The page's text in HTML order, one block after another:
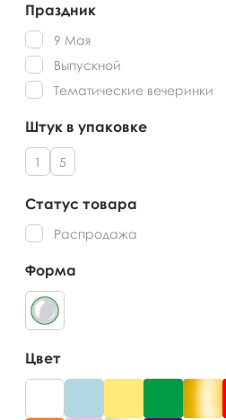
Праздник
9 Мая
Выпускной
Тематические вечеринки
Штук в упаковке
1 5
Статус товара
Распродажа
Форма
Цвет